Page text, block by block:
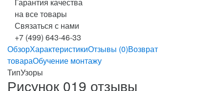
на все товары
Связаться с нами
+7 (499) 643-46-33
ОбзорХарактеристикиОтзывы (0)Возврат
товараОбучение монтажу
ТипУзоры
Рисунок 019 отзывы